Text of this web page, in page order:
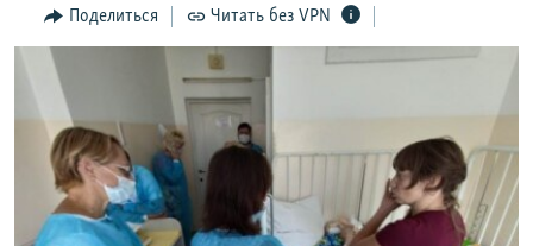
поискуИНФОГРАФИКА
ТЕЛЕПРОЕКТ КРЫМ.РЕАЛИИ
СОВЕТЫ ПРАВОЗАЩИТНИКОВ
ПРОПАВШИЕ БЕЗ ВЕСТИ
ПОБЕДИТЕЛЕЙ НЕ СУДЯТ?
КРЫМ.НЕПОКОРЕННЫЙ
КАК ОБОЙТИ БЛОКИРОВКУ
Українською
Qırımtatar
ПРИСОЕДИНЯЙТЕСЬ!
Поделиться Читать без VPN